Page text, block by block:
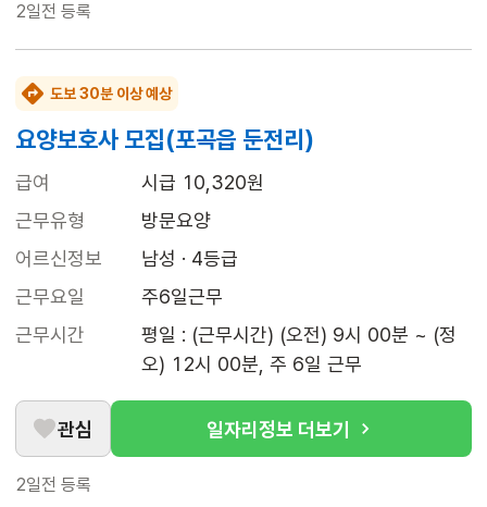
2일전 등록
도보 30분 이상 예상
요양보호사 모집(포곡읍 둔전리)
급여
시급 10,320원
근무유형
방문요양
어르신정보
남성 · 4등급
근무요일
주6일근무
근무시간
평일 : (근무시간) (오전) 9시 00분 ~ (정
오) 12시 00분, 주 6일 근무
관심 일자리정보 더보기
2일전 등록